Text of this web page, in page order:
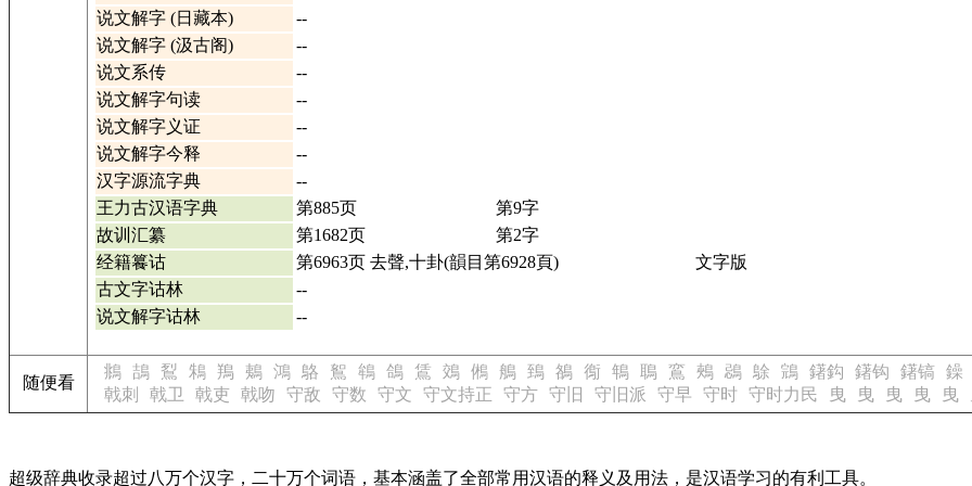
说文解字 (日藏本)
--
说文解字 (汲古阁)
--
说文系传
--
说文解字句读
--
说文解字义证
--
说文解字今释
--
汉字源流字典
--
王力古汉语字典
第885页
第9字
故训汇纂
第1682页
第2字
经籍籑诂
第6963页 去聲,十卦(韻目第6928頁)
文字版
古文字诂林
--
说文解字诂林
--
随便看
鴵 鴶 鴷 鴸 鴹 鴺 鴻 鴼 鴽 鴾 鴿 鵀 鵁 鵂 鵃 鵄 鵅 鵆 鵇 鵈 鵉 鵊 鵋 鵌 鵍 鐯鈎 鐯钩 鐯镐 鐰
戟刺
戟卫 戟吏 戟吻 守敌 守数 守文 守文持正 守方 守旧 守旧派 守早 守时 守时力民 曳 曳 曳 曳 曳
超级辞典收录超过八万个汉字，二十万个词语，基本涵盖了全部常用汉语的释义及用法，是汉语学习的有利工具。